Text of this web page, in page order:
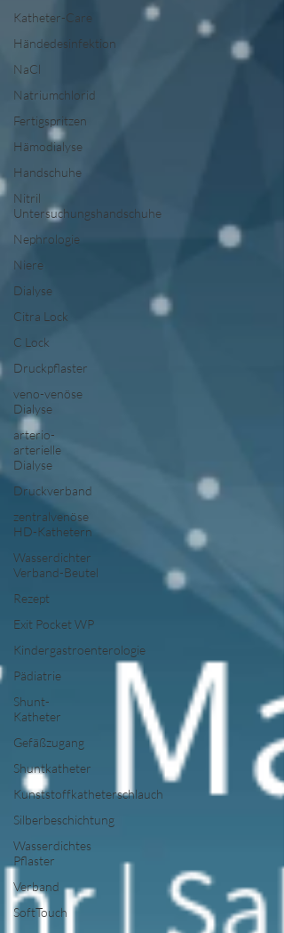
Katheter-Care
Händedesinfektion
NaCl
Natriumchlorid
Fertigspritzen
Hämodialyse
Handschuhe
Nitril
Untersuchungshandschuhe
Nephrologie
Niere
Dialyse
Citra Lock
C Lock
Druckpflaster
veno-venöse
Dialyse
arterio-
arterielle
Dialyse
Druckverband
zentralvenöse
HD-Kathetern
Wasserdichter
Verband-Beutel
Rezept
Exit Pocket WP
Kindergastroenterologie
Pädiatrie
Shunt-
Katheter
Gefäßzugang
Shuntkatheter
Kunststoffkatheterschlauch
Silberbeschichtung
Wasserdichtes
Pflaster
Verband
SoftTouch